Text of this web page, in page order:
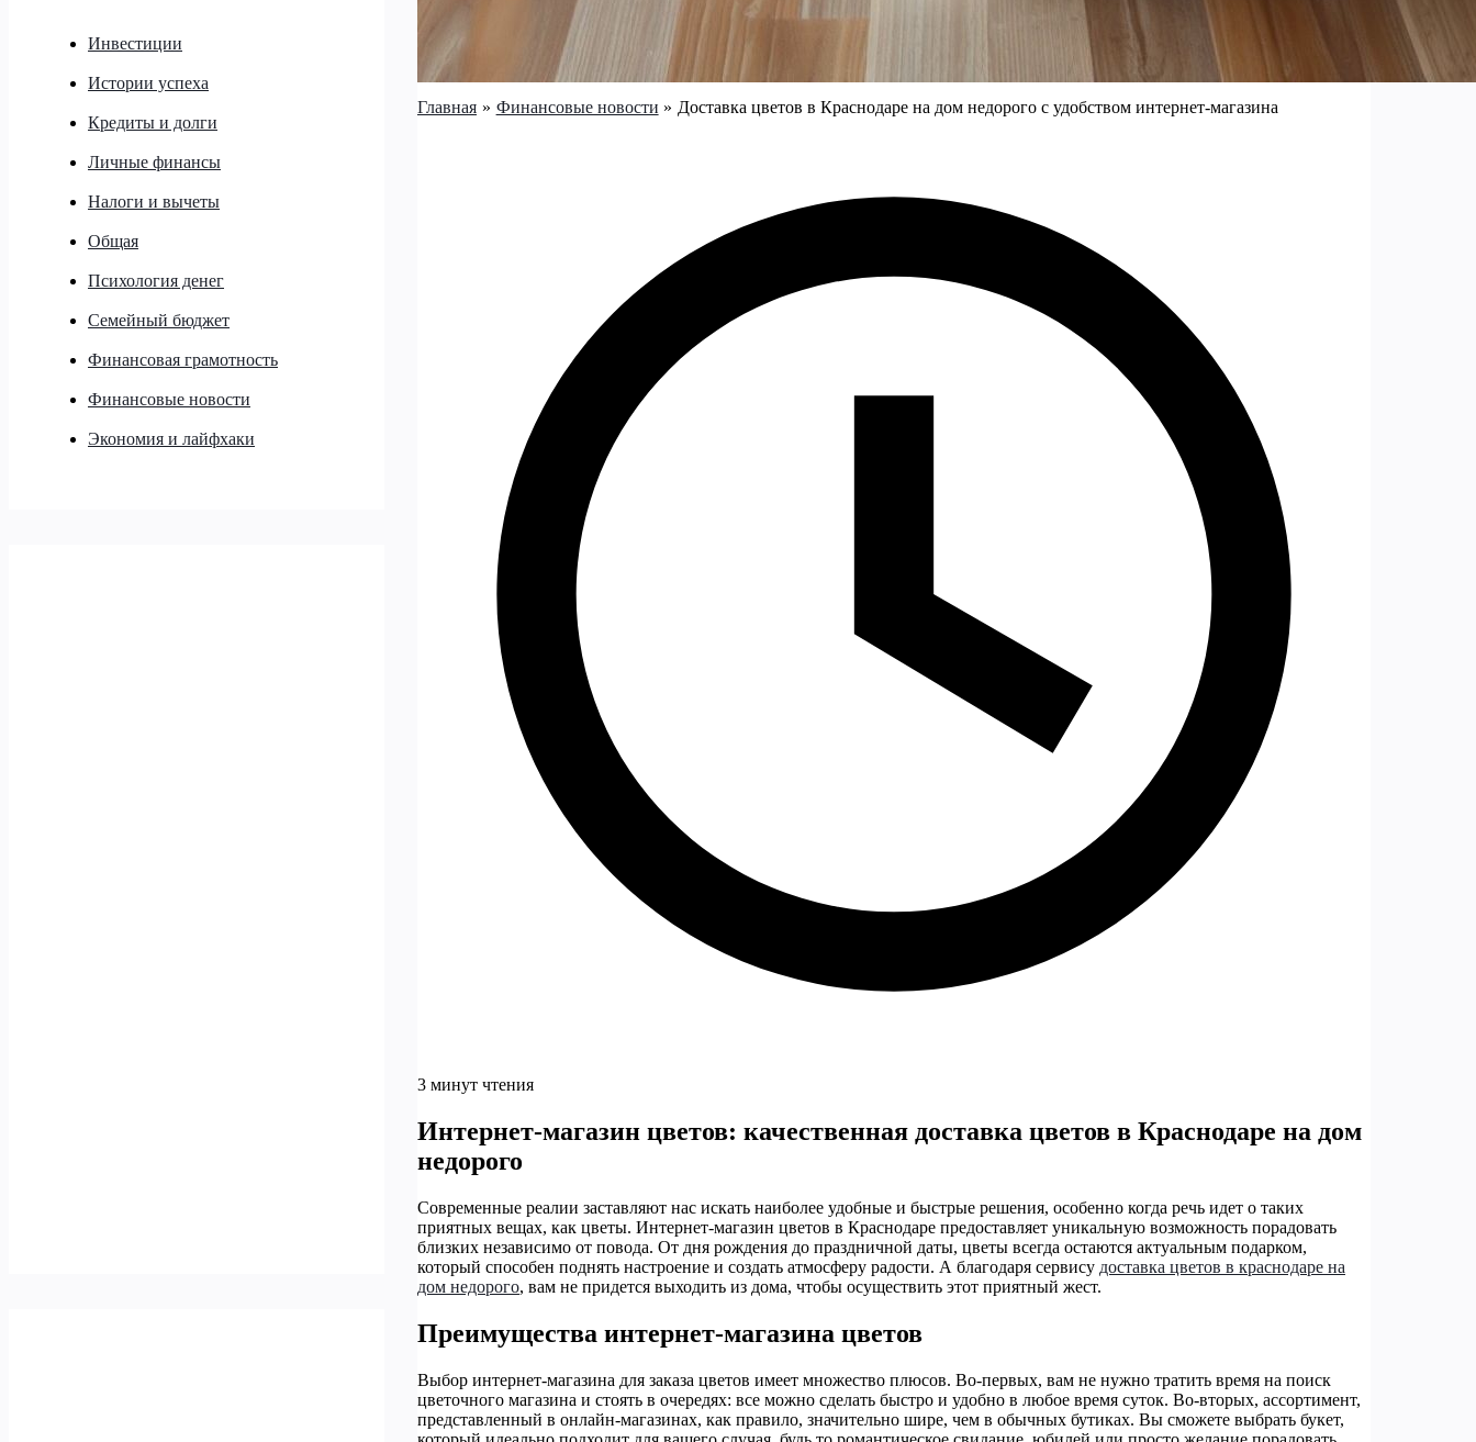
Инвестиции
Истории успеха
Кредиты и долги
Личные финансы
Налоги и вычеты
Общая
Психология денег
Семейный бюджет
Финансовая грамотность
Финансовые новости
Экономия и лайфхаки
Главная Финансовые новости Доставка цветов в Краснодаре на дом недорого с удобством интернет-магазина
3 минут чтения
Интернет-магазин цветов: качественная доставка цветов в Краснодаре на дом
недорого
Современные реалии заставляют нас искать наиболее удобные и быстрые решения, особенно когда речь идет о таких
приятных вещах, как цветы. Интернет-магазин цветов в Краснодаре предоставляет уникальную возможность порадовать
близких независимо от повода. От дня рождения до праздничной даты, цветы всегда остаются актуальным подарком,
который способен поднять настроение и создать атмосферу радости. А благодаря сервису доставка цветов в краснодаре на
дом недорого, вам не придется выходить из дома, чтобы осуществить этот приятный жест.
Преимущества интернет-магазина цветов
Выбор интернет-магазина для заказа цветов имеет множество плюсов. Во-первых, вам не нужно тратить время на поиск
цветочного магазина и стоять в очередях: все можно сделать быстро и удобно в любое время суток. Во-вторых, ассортимент,
представленный в онлайн-магазинах, как правило, значительно шире, чем в обычных бутиках. Вы сможете выбрать букет,